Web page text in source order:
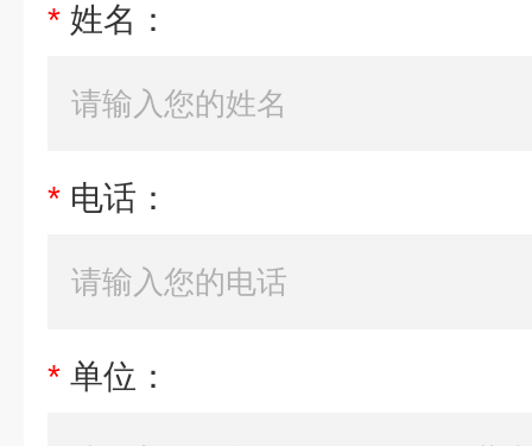
* 姓名：
* 电话：
* 单位：